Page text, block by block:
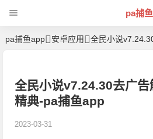
pa捕
pa捕鱼app 安卓应用 全民小说
全民小说v7.24.30去广
精典-pa捕鱼app
2023-03-31